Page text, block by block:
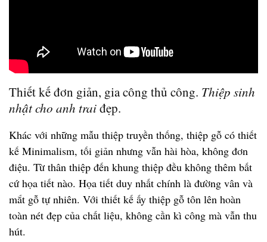
Thiết kế đơn giản, gia công thủ công. Thiệp sinh
nhật cho anh traiđẹp.
Khác với những mẫu thiệp truyền thống, thiệp gỗ có thiết
kế Minimalism, tối giản nhưng vẫn hài hòa, không đơn
điệu. Từ thân thiệp đến khung thiệp đều không thêm bất
cứ họa tiết nào. Họa tiết duy nhất chính là đường vân và
mắt gỗ tự nhiên. Với thiết kế ấy thiệp gỗ tôn lên hoàn
toàn nét đẹp của chất liệu, không cần kì công mà vẫn thu
hút.